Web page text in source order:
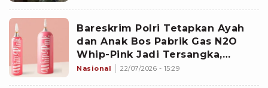
Bareskrim Polri Tetapkan Ayah
dan Anak Bos Pabrik Gas N2O
Whip-Pink Jadi Tersangka,
Langsung Diperiksa!
Nasional 22/07/2026 - 15:29